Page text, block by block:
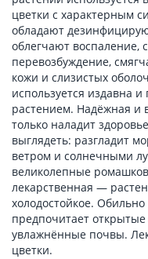
цветки с характерным
обладают
облегчают воспаление,
перевозбуждение,
кожи и слизистых
используется издавна
растением. Надёжная и
только наладит
выглядеть: разгладит
ветром и солнечными
великолепные
лекарственная —
холодостойкое.
предпочитает
увлажнённые почвы.
цветки.